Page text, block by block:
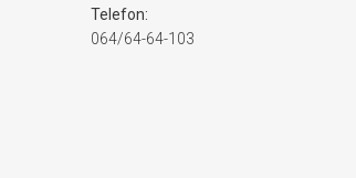
Telefon:
064/64-64-103